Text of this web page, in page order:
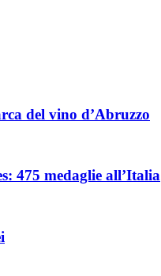
del vino d’Abruzzo
475 medaglie all’Italia